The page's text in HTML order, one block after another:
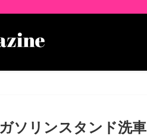
ガソリンスタンド洗車